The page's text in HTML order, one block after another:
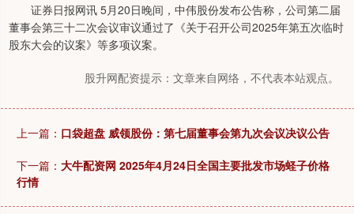
证券日报网讯 5月20日晚间，中伟股份发布公告称，公司第二届
董事会第三十二次会议审议通过了《关于召开公司2025年第五次临时
股东大会的议案》等多项议案。
股升网配资提示：文章来自网络，不代表本站观点。
上一篇： 口袋超盘 威领股份：第七届董事会第九次会议决议公告
下一篇： 大牛配资网 2025年4月24日全国主要批发市场蛏子价格
行情